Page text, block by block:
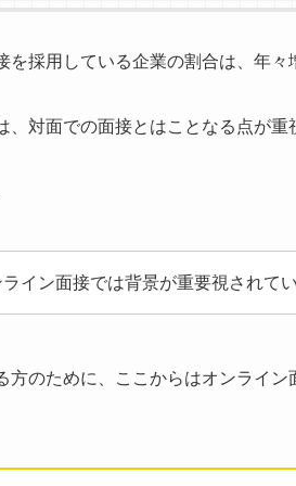
を採用している企業の割合は、年々
対面での面接とはことなる点が重
イン面接では背景が重要視されて
方のために、ここからはオンライ